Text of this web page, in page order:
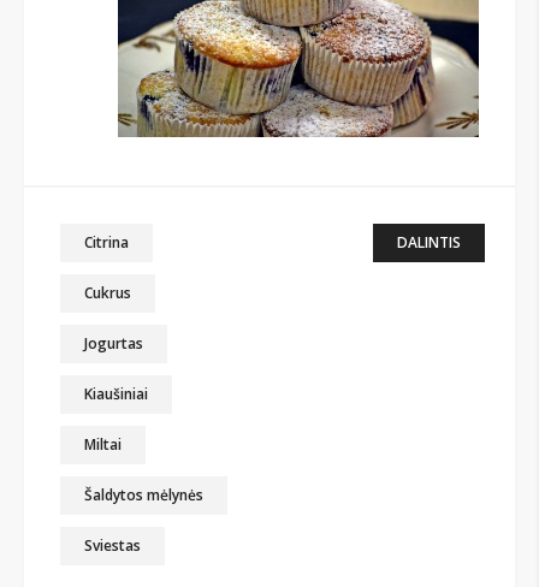
Citrina
Cukrus
Jogurtas
Kiaušiniai
Miltai
Šaldytos mėlynės
Sviestas
DALINTIS